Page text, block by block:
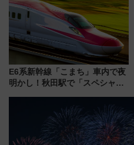
E6系新幹線「こまち」車内で夜
明かし！秋田駅で「スペシャル